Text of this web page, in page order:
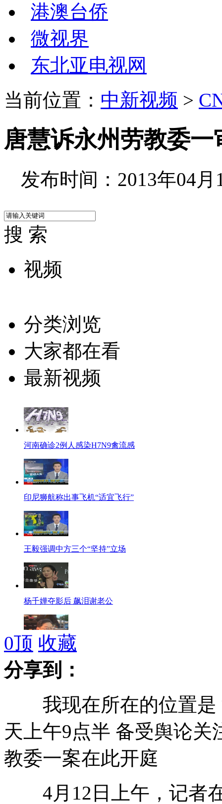
港澳台侨
微视界
东北亚电视网
当前位置： 中新视频 >
唐慧诉永州劳教委
发布时间：2013年04月
搜 索
视频
分类浏览
大家都在看
最新视频
河南确诊2例人感染H7N9禽流感
印尼狮航称出事飞机“适宜飞行”
王毅强调中方三个“坚持”立场
杨千嬅夺影后 飙泪谢老公
吴思远获金像奖终身成就奖
<寒战>金像9奖 梁家辉再夺帝
日本外相防卫相视察“爱国者-3”部队
0顶 收藏
分享到：
我现在所在的位置是
天上午9点半 备受舆论
教委一案在此开庭
4月12日上午，记者在